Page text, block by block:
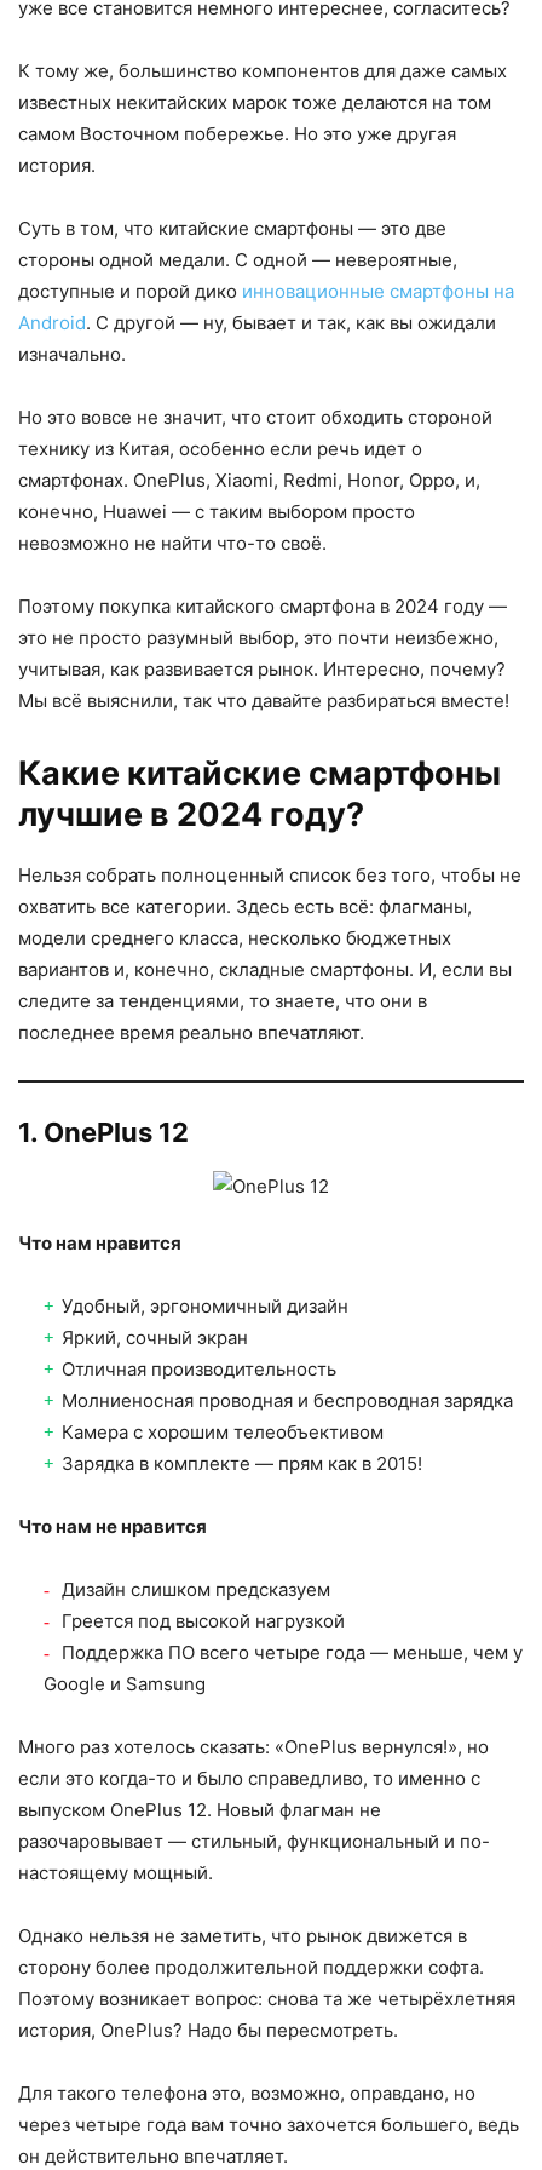
уже все становится немного интереснее, согласитесь?
К тому же, большинство компонентов для даже самых
известных некитайских марок тоже делаются на том
самом Восточном побережье. Но это уже другая
история.
Суть в том, что китайские смартфоны — это две
стороны одной медали. С одной — невероятные,
доступные и порой дико инновационные смартфоны на
Android. С другой — ну, бывает и так, как вы ожидали
изначально.
Но это вовсе не значит, что стоит обходить стороной
технику из Китая, особенно если речь идет о
смартфонах. OnePlus, Xiaomi, Redmi, Honor, Oppo, и,
конечно, Huawei — с таким выбором просто
невозможно не найти что-то своё.
Поэтому покупка китайского смартфона в 2024 году —
это не просто разумный выбор, это почти неизбежно,
учитывая, как развивается рынок. Интересно, почему?
Мы всё выяснили, так что давайте разбираться вместе!
Какие китайские смартфоны
лучшие в 2024 году?
Нельзя собрать полноценный список без того, чтобы не
охватить все категории. Здесь есть всё: флагманы,
модели среднего класса, несколько бюджетных
вариантов и, конечно, складные смартфоны. И, если вы
следите за тенденциями, то знаете, что они в
последнее время реально впечатляют.
1. OnePlus 12
Что нам нравится
Удобный, эргономичный дизайн
Яркий, сочный экран
Отличная производительность
Молниеносная проводная и беспроводная зарядка
Камера с хорошим телеобъективом
Зарядка в комплекте — прям как в 2015!
Что нам не нравится
Дизайн слишком предсказуем
Греется под высокой нагрузкой
Поддержка ПО всего четыре года — меньше, чем у
Google и Samsung
Много раз хотелось сказать: «OnePlus вернулся!», но
если это когда-то и было справедливо, то именно с
выпуском OnePlus 12. Новый флагман не
разочаровывает — стильный, функциональный и по-
настоящему мощный.
Однако нельзя не заметить, что рынок движется в
сторону более продолжительной поддержки софта.
Поэтому возникает вопрос: снова та же четырёхлетняя
история, OnePlus? Надо бы пересмотреть.
Для такого телефона это, возможно, оправдано, но
через четыре года вам точно захочется большего, ведь
он действительно впечатляет.